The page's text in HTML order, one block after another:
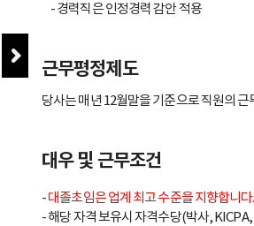
- 경력직은 인정경력 감안 적용
근무평정제도
당사는 매년 12월말을 기준으로 직원의
대우 및 근무조건
-대졸초임은 업계 최고 수준을 지향합니다.
- 해당 자격 보유시 자격수당(박사,